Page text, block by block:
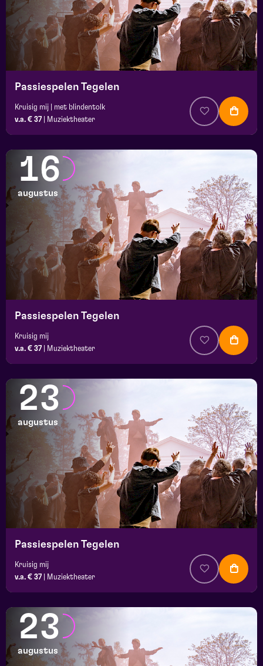
Passiespelen Tegelen
Kruisig mij | met blindentolk
v.a. € 37
Muziektheater
16
augustus
Passiespelen Tegelen
Kruisig mij
v.a. € 37
Muziektheater
23
augustus
Passiespelen Tegelen
Kruisig mij
v.a. € 37
Muziektheater
23
augustus